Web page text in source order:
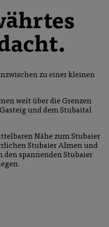
zu einer kleinen
weit über die Grenzen
und dem Stubaital
Nähe zum Stubaier
Stubaier Almen und
den spannenden Stubaier